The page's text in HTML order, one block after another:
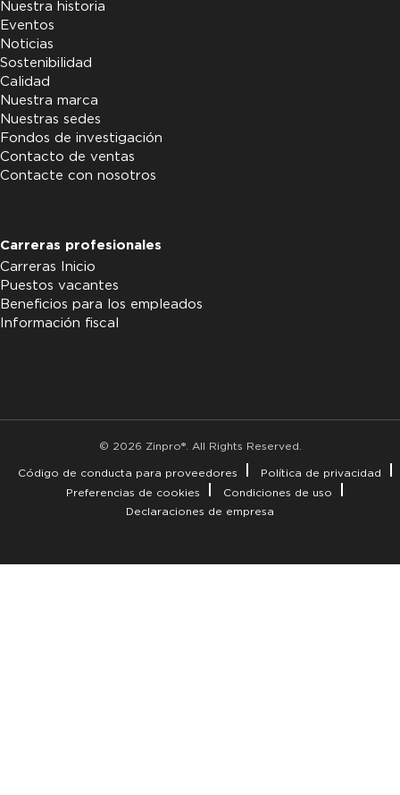
Nuestra historia
Eventos
Noticias
Sostenibilidad
Calidad
Nuestra marca
Nuestras sedes
Fondos de investigación
Contacto de ventas
Contacte con nosotros
Carreras profesionales
Carreras Inicio
Puestos vacantes
Beneficios para los empleados
Información fiscal
© 2026 Zinpro®. All Rights Reserved.
Código de conducta para proveedores
Política de privacidad
Preferencias de cookies
Condiciones de uso
Declaraciones de empresa